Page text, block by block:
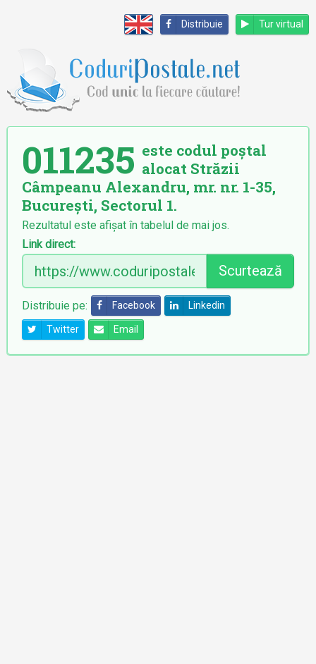
Distribuie Tur virtual
011235 este codul poștal
alocat Străzii
Câmpeanu Alexandru, mr. nr. 1-35,
București, Sectorul 1.
Rezultatul este afișat în tabelul de mai jos.
Link direct:
Scurtează
Distribuie pe: Facebook Linkedin
Twitter Email